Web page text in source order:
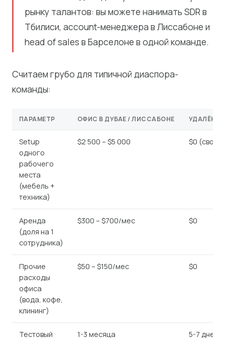
рынку талантов: вы можете нанимать SDR в
Тбилиси, account-менеджера в Лиссабоне и
head of sales в Барселоне в одной команде.
Считаем грубо для типичной диаспора-
команды:
ПАРАМЕТР ОФИС В ДУБАЕ / ЛИССАБОНЕ УДАЛЁНКА
Setup
одного
рабочего
места
(мебель +
техника)
$2 500 – $5 000 $0 (своё)
Аренда
(доля на 1
сотрудника)
$300 – $700/мес $0
Прочие
расходы
офиса
(вода, кофе,
клининг)
$50 – $150/мес $0
Тестовый
1-3 месяца 5-7 дней